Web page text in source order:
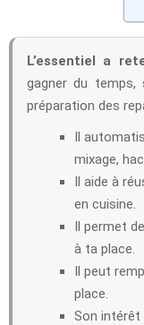
L’essentiel a
gagner du
préparation des
Il
mixage,
Il aide à
en cuisine.
Il permet
à ta place.
Il peut
place.
Son intérêt